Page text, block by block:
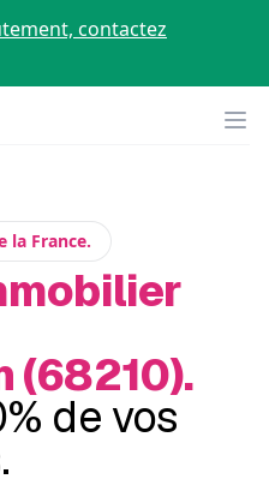
contactez
la France.
(68210).
de vos